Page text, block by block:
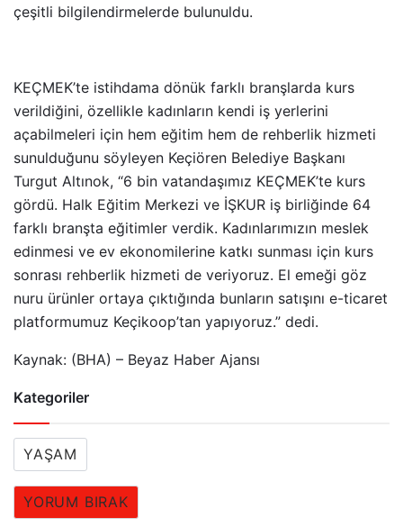
çeşitli bilgilendirmelerde bulunuldu.
KEÇMEK’te istihdama dönük farklı branşlarda kurs
verildiğini, özellikle kadınların kendi iş yerlerini
açabilmeleri için hem eğitim hem de rehberlik hizmeti
sunulduğunu söyleyen Keçiören Belediye Başkanı
Turgut Altınok, “6 bin vatandaşımız KEÇMEK’te kurs
gördü. Halk Eğitim Merkezi ve İŞKUR iş birliğinde 64
farklı branşta eğitimler verdik. Kadınlarımızın meslek
edinmesi ve ev ekonomilerine katkı sunması için kurs
sonrası rehberlik hizmeti de veriyoruz. El emeği göz
nuru ürünler ortaya çıktığında bunların satışını e-ticaret
platformumuz Keçikoop’tan yapıyoruz.” dedi. ​
Kaynak: (BHA) – Beyaz Haber Ajansı
Kategoriler
YAŞAM
YORUM BIRAK